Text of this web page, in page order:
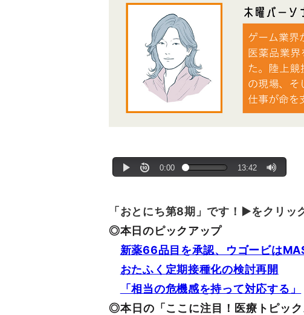
「おとにち第8期」です！▶をクリ
◎本日のピックアップ
新薬66品目を承認、ウゴービは
おたふく定期接種化の検討再開
「相当の危機感を持って対応する」
◎本日の「ここに注目！医療トピッ